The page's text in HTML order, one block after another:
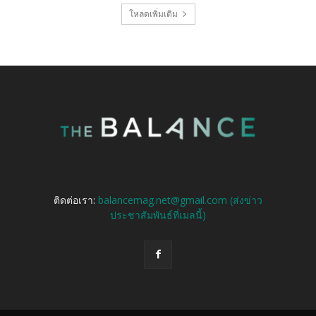
โหลดเพิ่มเติม
ติดต่อเรา: balancemag.net@gmail.com (ส่งข่าว
ประชาสัมพันธ์ที่เมลนี้)